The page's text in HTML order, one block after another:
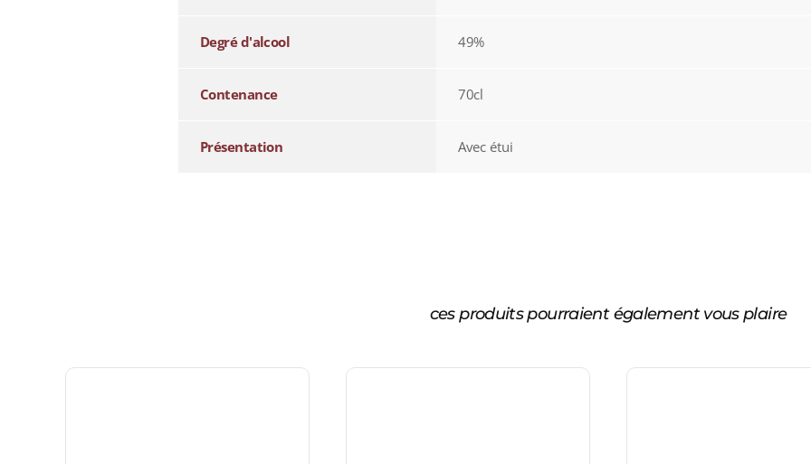
Degré d'alcool 49%
Contenance 70cl
Présentation Avec étui
ces produits pourraient également vous plaire